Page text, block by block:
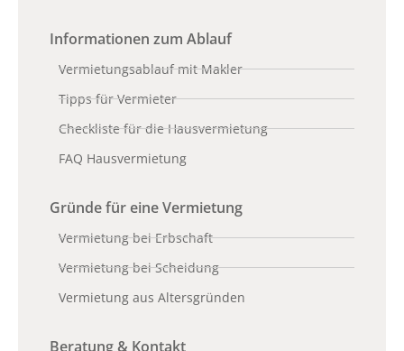
Informationen zum Ablauf
Vermietungsablauf mit Makler
Tipps für Vermieter
Checkliste für die Hausvermietung
FAQ Hausvermietung
Gründe für eine Vermietung
Vermietung bei Erbschaft
Vermietung bei Scheidung
Vermietung aus Altersgründen
Beratung & Kontakt